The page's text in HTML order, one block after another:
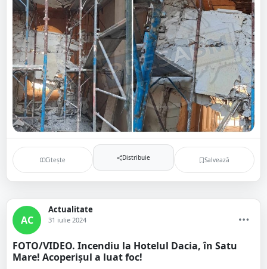
Citește Distribuie Salvează
AC
Actualitate
31 iulie 2024
FOTO/VIDEO. Incendiu la Hotelul Dacia, în Satu
Mare! Acoperișul a luat foc!